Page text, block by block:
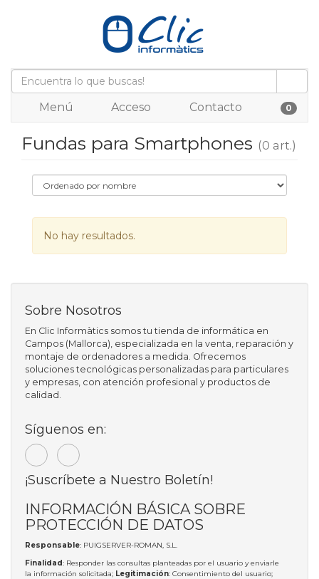
Menú Acceso Contacto 0
Fundas para Smartphones (0 art.)
No hay resultados.
Sobre Nosotros
En Clic Informàtics somos tu tienda de informática en
Campos (Mallorca), especializada en la venta, reparación y
montaje de ordenadores a medida. Ofrecemos
soluciones tecnológicas personalizadas para particulares
y empresas, con atención profesional y productos de
calidad.
Síguenos en:
¡Suscríbete a Nuestro Boletín!
INFORMACIÓN BÁSICA SOBRE
PROTECCIÓN DE DATOS
Responsable: PUIGSERVER-ROMAN, S.L.
Finalidad: Responder las consultas planteadas por el usuario y enviarle
la información solicitada; Legitimación: Consentimiento del usuario;